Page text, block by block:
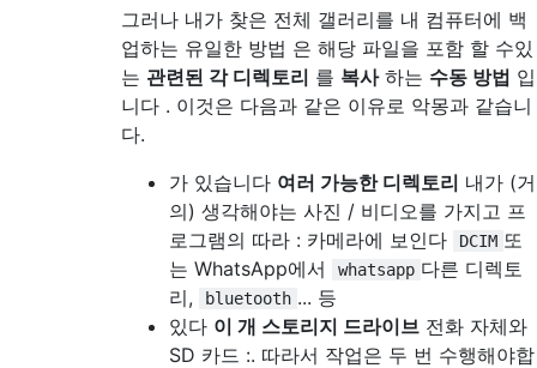
그러나 내가 찾은 전체 갤러리를 내 컴퓨터에 백
업하는 유일한 방법 은 해당 파일을 포함 할 수있
는 관련된 각 디렉토리 를 복사하는 수동 방법 입
니다 . 이것은 다음과 같은 이유로 악몽과 같습니
다.
가 있습니다 여러 가능한 디렉토리 내가 (거
의) 생각해야는 사진 / 비디오를 가지고 프
로그램의 따라 : 카메라에 보인다
DCIM 또
는 WhatsApp에서
whatsapp 다른 디렉토
리,
bluetooth ... 등
있다 이 개 스토리지 드라이브 전화 자체와
SD 카드 :. 따라서 작업은 두 번 수행해야합